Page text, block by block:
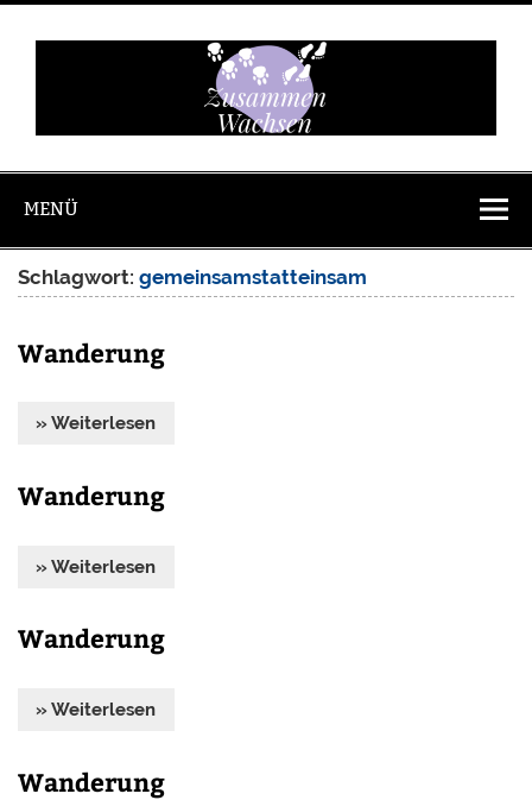
Zum
springen
Wachsen
MENÜ
Schlagwort:gemeinsamstatteinsam
Wanderung
» Weiterlesen
Wanderung
» Weiterlesen
Wanderung
» Weiterlesen
Wanderung